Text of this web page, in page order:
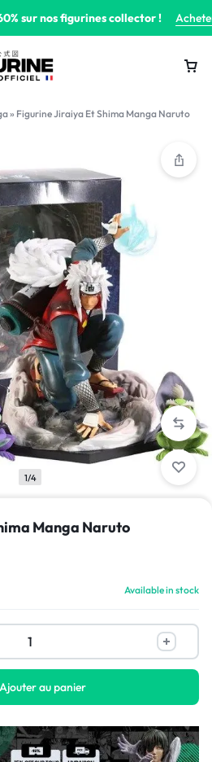
sur nos figurines collector !
» Figurine Jiraiya Et Shima Manga Naruto
1/4
Manga Naruto
Available in stock
Ajouter au panier